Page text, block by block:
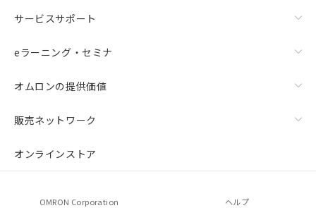
サービスサポート
eラーニング・セミナ
オムロンの提供価値
販売ネットワーク
オンラインストア
OMRON Corporation ヘルプ